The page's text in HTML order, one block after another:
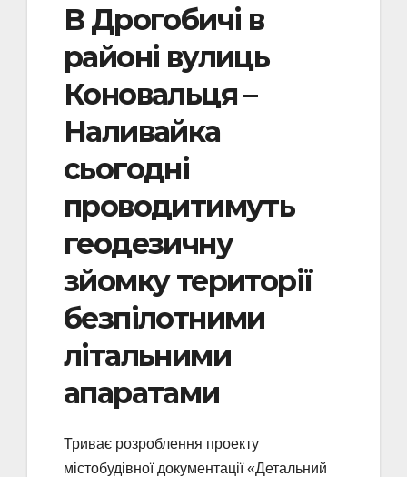
В Дрогобичі в
районі вулиць
Коновальця –
Наливайка
сьогодні
проводитимуть
геодезичну
зйомку території
безпілотними
літальними
апаратами
Триває розроблення проекту
містобудівної документації «Детальний